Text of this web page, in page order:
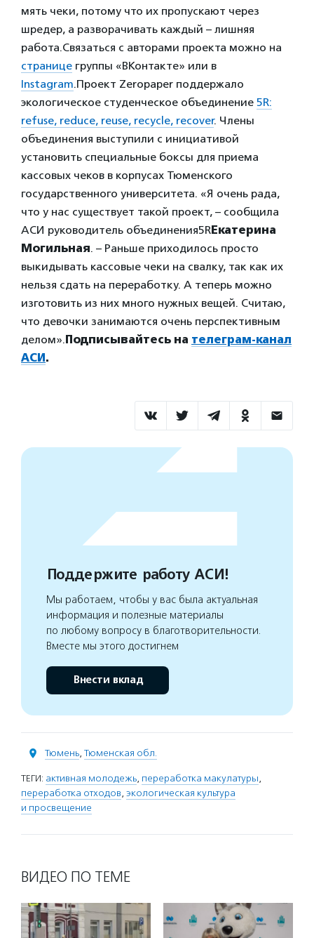
мять чеки, потому что их пропускают через
шредер, а разворачивать каждый – лишняя
работа.Связаться с авторами проекта можно на
странице группы «ВКонтакте» или в
Instagram.Проект Zeropaper поддержало
экологическое студенческое объединение 5R:
refuse, reduсe, reuse, recycle, recover. Члены
объединения выступили с инициативой
установить специальные боксы для приема
кассовых чеков в корпусах Тюменского
государственного университета. «Я очень рада,
что у нас существует такой проект, – сообщила
АСИ руководитель объединения5RЕкатерина
Могильная. – Раньше приходилось просто
выкидывать кассовые чеки на свалку, так как их
нельзя сдать на переработку. А теперь можно
изготовить из них много нужных вещей. Считаю,
что девочки занимаются очень перспективным
делом».Подписывайтесь на телеграм-канал
АСИ.
Поддержите работу АСИ!
Мы работаем, чтобы у вас была актуальная
информация и полезные материалы
по любому вопросу в благотворительности.
Вместе мы этого достигнем
Внести вклад
Тюмень, Тюменская обл.
ТЕГИ: активная молодежь, переработка макулатуры,
переработка отходов, экологическая культура
и просвещение
ВИДЕО ПО ТЕМЕ